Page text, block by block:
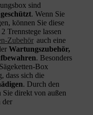
sind
. Wenn Sie
können Sie diese
Trennstege lassen
Zubehör auch eine
Wartungszubehör,
. Besonders
Box
dass sich die
. Durch den
direkt von außen
der